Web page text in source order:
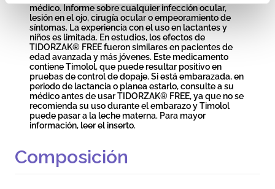
médico. Informe sobre cualquier infección ocular,
lesión en el ojo, cirugía ocular o empeoramiento de
síntomas. La experiencia con el uso en lactantes y
niños es limitada. En estudios, los efectos de
TIDORZAK® FREE fueron similares en pacientes de
edad avanzada y más jóvenes. Este medicamento
contiene Timolol, que puede resultar positivo en
pruebas de control de dopaje. Si está embarazada, en
periodo de lactancia o planea estarlo, consulte a su
médico antes de usar TIDORZAK® FREE, ya que no se
recomienda su uso durante el embarazo y Timolol
puede pasar a la leche materna. Para mayor
información, leer el inserto.
Composición